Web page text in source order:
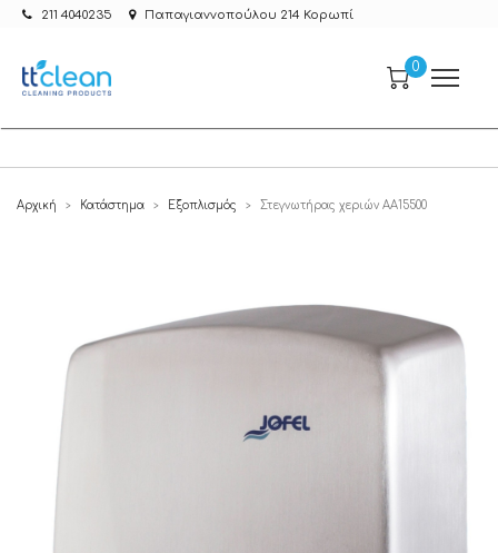
211 4040235 Παπαγιαννοπούλου 214 Κορωπί
0
Αρχική > Κατάστημα > Εξοπλισμός > Στεγνωτήρας χεριών AA15500